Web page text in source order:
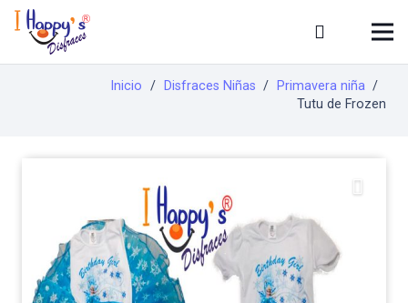
Inicio / Disfraces Niñas / Primavera niña /
Tutu de Frozen